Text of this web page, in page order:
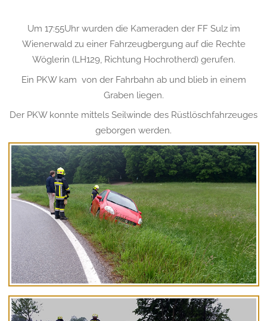
Um 17:55Uhr wurden die Kameraden der FF Sulz im
Wienerwald zu einer Fahrzeugbergung auf die Rechte
Wöglerin (LH129, Richtung Hochrotherd) gerufen.
Ein PKW kam von der Fahrbahn ab und blieb in einem
Graben liegen.
Der PKW konnte mittels Seilwinde des Rüstlöschfahrzeuges
geborgen werden.